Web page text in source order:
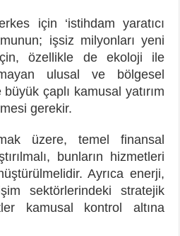
için ‘istihdam yaratıcı
işsiz milyonları yeni
özellikle de ekoloji ile
ulusal ve bölgesel
çaplı kamusal yatırım
gerekir.
üzere, temel finansal
bunların hizmetleri
Ayrıca enerji,
sektörlerindeki stratejik
kamusal kontrol altına